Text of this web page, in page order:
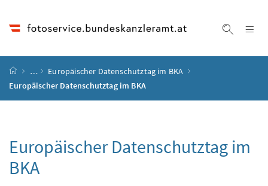
Startseite
…
Europäischer Datenschutztag im BKA
Europäischer Datenschutztag im BKA
Europäischer Datenschutztag im
BKA